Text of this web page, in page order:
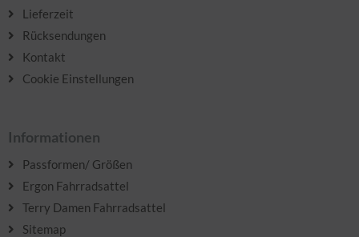
Lieferzeit
Rücksendungen
Kontakt
Cookie Einstellungen
Informationen
Passformen/ Größen
Ergon Fahrradsattel
Terry Damen Fahrradsattel
Sitemap